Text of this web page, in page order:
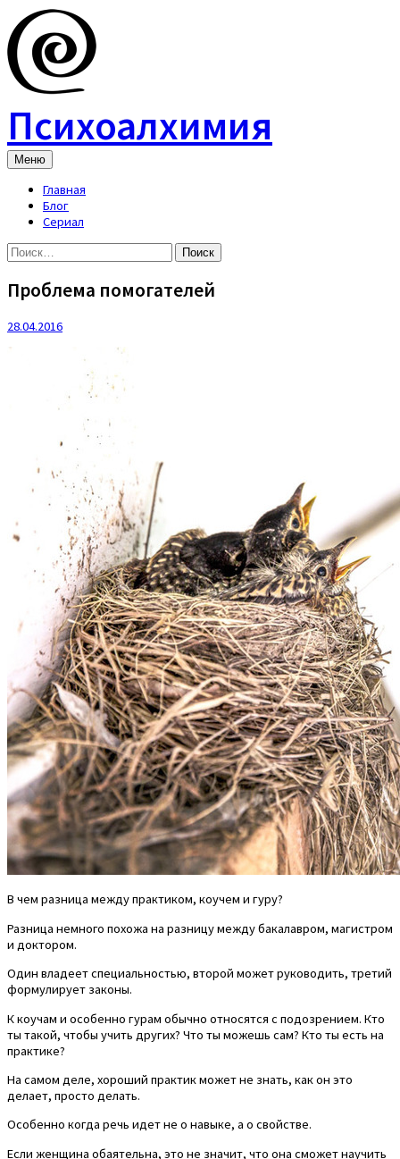
Skip
to
content
Психоалхимия
Меню
Главная
Блог
Сериал
Найти:
Проблема помогателей
28.04.2016
В чем разница между практиком, коучем и гуру?
Разница немного похожа на разницу между бакалавром, магистром
и доктором.
Один владеет специальностью, второй может руководить, третий
формулирует законы.
К коучам и особенно гурам обычно относятся с подозрением. Кто
ты такой, чтобы учить других? Что ты можешь сам? Кто ты есть на
практике?
На самом деле, хороший практик может не знать, как он это
делает, просто делать.
Особенно когда речь идет не о навыке, а о свойстве.
Если женщина обаятельна, это не значит, что она сможет научить